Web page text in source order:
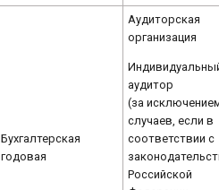
Бухгалтерская
годовая
Аудиторская
организация
аудитор
(за
случаев, если в
соответствии с
Российской